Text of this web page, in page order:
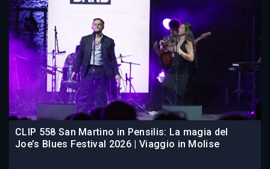
CLIP 558 San Martino in Pensilis: La magia del
Joe’s Blues Festival 2026 | Viaggio in Molise